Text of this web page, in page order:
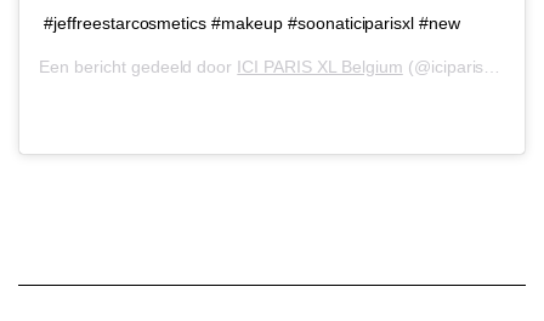
#jeffreestarcosmetics #makeup #soonaticiparisxl #new
Een bericht gedeeld door ICI PARIS XL Belgium (@iciparisxlbe) op